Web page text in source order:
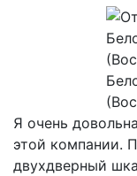
Я очень
этой компании.
двухдверный